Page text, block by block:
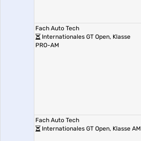
Fach Auto Tech
Internationales GT Open, Klasse
PRO-AM
Fach Auto Tech
Internationales GT Open, Klasse AM